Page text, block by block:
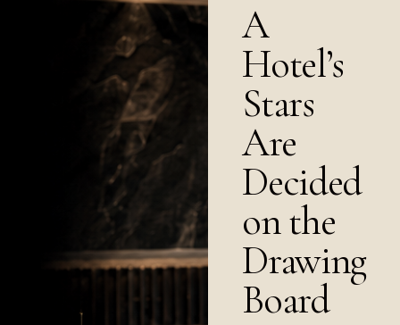
A
Hotel’s
Stars
Are
Decided
on the
Drawing
Board